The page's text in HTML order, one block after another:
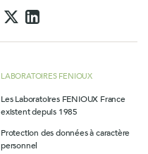
LABORATOIRES FENIOUX
Les Laboratoires FENIOUX France
existent depuis 1985
Protection des données à caractère
personnel